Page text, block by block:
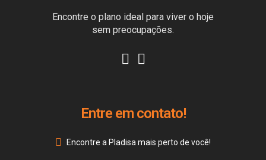
Encontre o plano ideal para viver o hoje
sem preocupações.
Entre em contato!
Encontre a Pladisa mais perto de você!